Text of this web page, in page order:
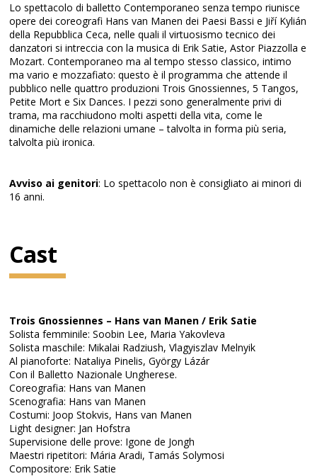
Lo spettacolo di balletto Contemporaneo senza tempo riunisce
opere dei coreografi Hans van Manen dei Paesi Bassi e Jiří Kylián
della Repubblica Ceca, nelle quali il virtuosismo tecnico dei
danzatori si intreccia con la musica di Erik Satie, Astor Piazzolla e
Mozart. Contemporaneo ma al tempo stesso classico, intimo
ma vario e mozzafiato: questo è il programma che attende il
pubblico nelle quattro produzioni Trois Gnossiennes, 5 Tangos,
Petite Mort e Six Dances. I pezzi sono generalmente privi di
trama, ma racchiudono molti aspetti della vita, come le
dinamiche delle relazioni umane – talvolta in forma più seria,
talvolta più ironica.
Avviso ai genitori: Lo spettacolo non è consigliato ai minori di
16 anni.
Cast
Trois Gnossiennes – Hans van Manen / Erik Satie
Solista femminile: Soobin Lee, Maria Yakovleva
Solista maschile: Mikalai Radziush, Vlagyiszlav Melnyik
Al pianoforte: Nataliya Pinelis, György Lázár
Con il Balletto Nazionale Ungherese.
Coreografia: Hans van Manen
Scenografia: Hans van Manen
Costumi: Joop Stokvis, Hans van Manen
Light designer: Jan Hofstra
Supervisione delle prove: Igone de Jongh
Maestri ripetitori: Mária Aradi, Tamás Solymosi
Compositore: Erik Satie